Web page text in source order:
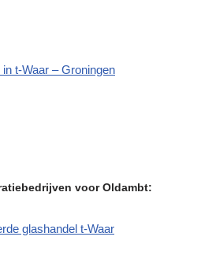
t-Waar – Groningen
voor Oldambt:
glashandel t-Waar